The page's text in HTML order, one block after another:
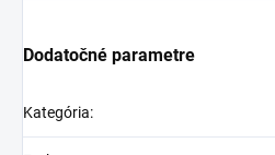
Dodatočné parametre
Kategória: